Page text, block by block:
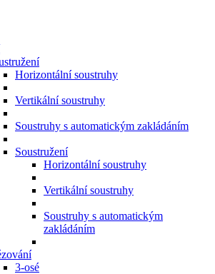
Horizontální soustruhy
Vertikální soustruhy
Soustruhy s automatickým zakládáním
Soustružení
Horizontální soustruhy
Vertikální soustruhy
Soustruhy s automatickým
zakládáním
3-osé